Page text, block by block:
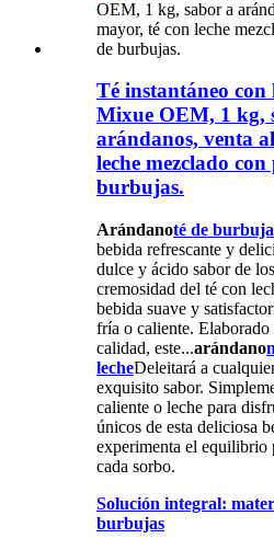
Té instantáneo con
Mixue OEM, 1 kg,
arándanos, venta
leche mezclado
burbujas.
Arándanoté de
bebida refrescante y
dulce y ácido sabor de
cremosidad del té con
bebida suave y
fría o caliente. Elaborado
calidad, este...arándano
lecheDeleitará a
exquisito sabor.
caliente o leche para
únicos de esta deliciosa
experimenta el equilibrio
cada sorbo.
Solución integral:
burbujas